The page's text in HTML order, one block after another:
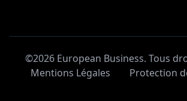
©2026 European Business. Tous
Mentions Légales
Protection